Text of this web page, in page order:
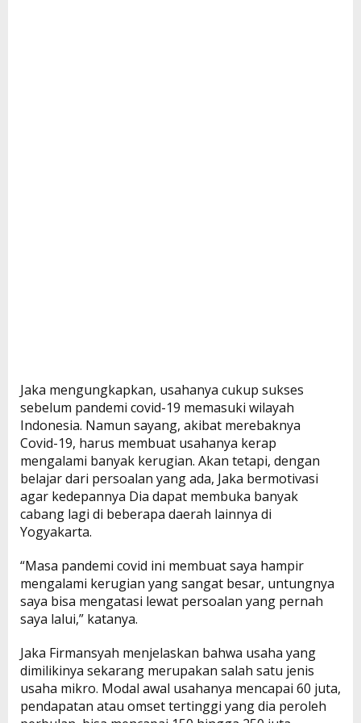
Jaka mengungkapkan, usahanya cukup sukses
sebelum pandemi covid-19 memasuki wilayah
Indonesia. Namun sayang, akibat merebaknya
Covid-19, harus membuat usahanya kerap
mengalami banyak kerugian. Akan tetapi, dengan
belajar dari persoalan yang ada, Jaka bermotivasi
agar kedepannya Dia dapat membuka banyak
cabang lagi di beberapa daerah lainnya di
Yogyakarta.
“Masa pandemi covid ini membuat saya hampir
mengalami kerugian yang sangat besar, untungnya
saya bisa mengatasi lewat persoalan yang pernah
saya lalui,” katanya.
Jaka Firmansyah menjelaskan bahwa usaha yang
dimilikinya sekarang merupakan salah satu jenis
usaha mikro. Modal awal usahanya mencapai 60 juta,
pendapatan atau omset tertinggi yang dia peroleh